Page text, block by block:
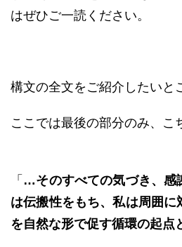
はぜひご一読ください。
構文の全文をご紹介したいと
ここでは最後の部分のみ、こ
「 …そのすべての気づき、感
は伝搬性をもち、私は周囲
を自然な形で促す循環の起点